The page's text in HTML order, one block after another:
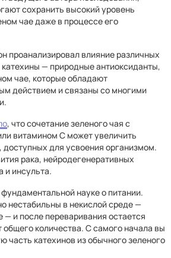
сохранить высокий уровень
чае даже в процессе его
проанализировал влияние различных
катехины — природные антиоксиданты,
чае, которые обладают
действием и связаны со многими
, что сочетание зеленого чая с
витамином С может увеличить
доступных для усвоения организмом.
рака, нейродегенеративных
и инсульта.
науке о питании.
нестабильны в некислой среде —
— и после переваривания остается
общего количества. С самого начала вы
часть катехинов из обычного зеленого